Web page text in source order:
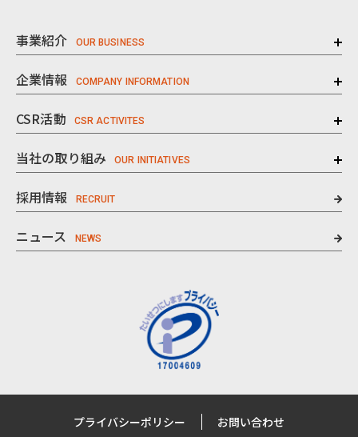
事業紹介
企業情報
CSR活動
当社の取り組み
採用情報
ニュース
プライバシーポリシー お問い合わせ